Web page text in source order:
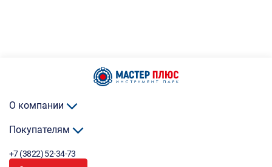
О компании
Покупателям
+7 (3822) 52-34-73